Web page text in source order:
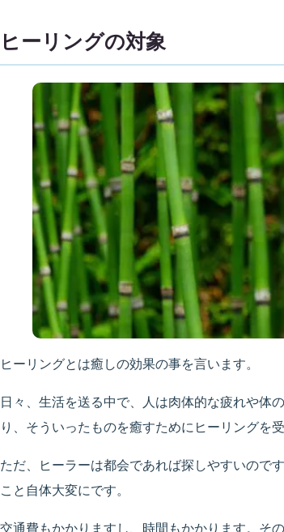
ヒーリングの対象
ヒーリングとは癒しの効果の事を言います。
日々、生活を送る中で、人は肉体的な疲れや体
り、そういったものを癒すためにヒーリングを受
ただ、ヒーラーは都会であれば探しやすいので
こと自体大変にです。
交通費もかかりますし、時間もかかります。そ